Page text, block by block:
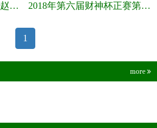
2018年财神杯王天一战胜赵鑫鑫 2018年第六届财神杯正赛第2轮王天一对郑惟桐
1
more